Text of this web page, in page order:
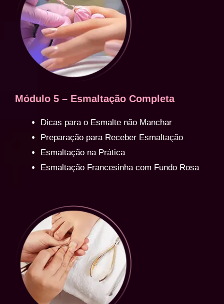
Módulo 5 – Esmaltação Completa
Dicas para o Esmalte não Manchar
Preparação para Receber Esmaltação
Esmaltação na Prática
Esmaltação Francesinha com Fundo Rosa